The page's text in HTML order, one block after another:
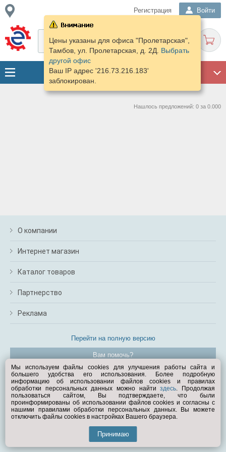
Регистрация Войти
Цены указаны для офиса "Пролетарская",
Тамбов, ул. Пролетарская, д. 2Д. Выбрать
другой офис
Ваш IP адрес '216.73.216.183'
заблокирован.
Нашлось предложений: 0 за 0.000
О компании
Интернет магазин
Каталог товаров
Партнерство
Реклама
Перейти на полную версию
Вам помочь?
© Exist.ru 1998—2026
Мы используем файлы cookies для улучшения работы сайта и
большего удобства его использования. Более подробную
информацию об использовании файлов cookies и правилах
обработки персональных данных можно найтиздесь. Продолжая
пользоваться сайтом, Вы подтверждаете, что были
проинформированы об использовании файлов cookies и согласны с
нашими правилами обработки персональных данных. Вы можете
отключить файлы cookies в настройках Вашего браузера.
Принимаю